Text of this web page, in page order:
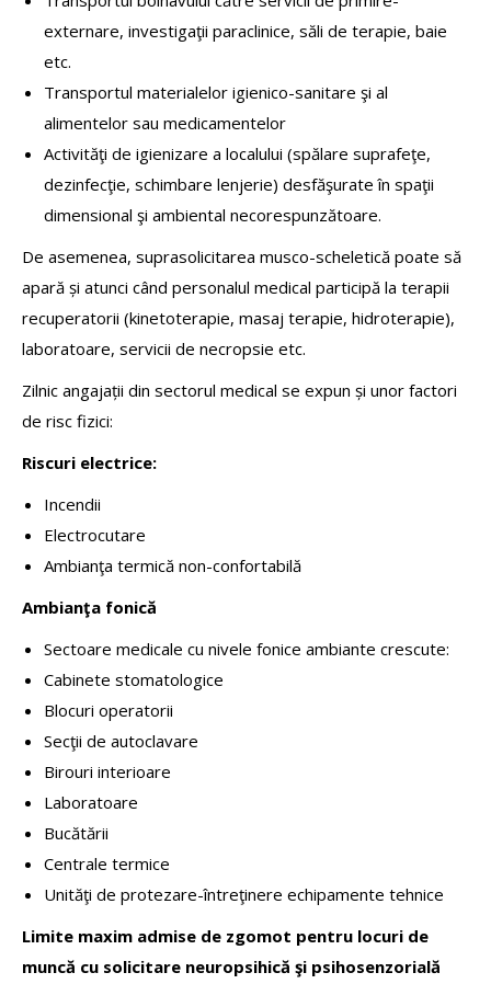
externare, investigaţii paraclinice, săli de terapie, baie
etc.
Transportul materialelor igienico-sanitare şi al
alimentelor sau medicamentelor
Activităţi de igienizare a localului (spălare suprafeţe,
dezinfecţie, schimbare lenjerie) desfăşurate în spaţii
dimensional şi ambiental necorespunzătoare.
De asemenea, suprasolicitarea musco-scheletică poate să
apară și atunci când personalul medical participă la terapii
recuperatorii (kinetoterapie, masaj terapie, hidroterapie),
laboratoare, servicii de necropsie etc.
Zilnic angajații din sectorul medical se expun și unor factori
de risc fizici:
Riscuri electrice:
Incendii
Electrocutare
Ambianţa termică non-confortabilă
Ambianţa fonică
Sectoare medicale cu nivele fonice ambiante crescute:
Cabinete stomatologice
Blocuri operatorii
Secţii de autoclavare
Birouri interioare
Laboratoare
Bucătării
Centrale termice
Unităţi de protezare-întreţinere echipamente tehnice
Limite maxim admise de zgomot pentru locuri de
muncă cu solicitare neuropsihică şi psihosenzorială